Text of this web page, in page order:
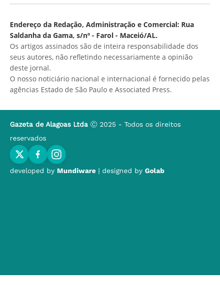
Endereço da Redação, Administração e Comercial: Rua
Saldanha da Gama, s/nº - Farol - Maceió/AL.
Os artigos assinados são de inteira responsabilidade dos
seus autores, não refletindo necessariamente a opinião
deste jornal.
O nosso noticiário nacional e internacional é fornecido pelas
agências Estado de São Paulo e Associated Press.
Gazeta de Alagoas Ltda Ⓒ 2025 - Todos os direitos
reservados
developed by Mundiware | designed by Golab